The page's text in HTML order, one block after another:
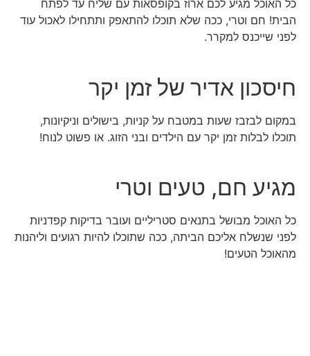
כל האוכל מגיע לכם ארוז בקופסאות עם שליח עד לפתח
הבית! חם וטרי, ככה שלא תוכלו להתאפק ותתחילו לאכול עוד
לפני שייכנס למקרר.
חיסכון אדיר של זמן יקר
במקום לבזבז שעות במטבח על קניות, בישולים וניקיונות,
תוכלו לבלות זמן יקר עם הילדים ובני הזוג. או פשוט לנוח!
מגיע חם, טעים וטרי
כל האוכל מבושל בתנאים סטריליים ועובר בדיקות קפדניות
לפני שנשלח אליכם הביתה, ככה שתוכלו להיות רגועים וליהנות
מהאוכל הטעים!